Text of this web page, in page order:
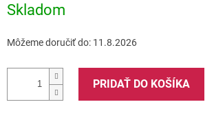
Skladom
Môžeme doručiť do: 11.8.2026
PRIDAŤ DO KOŠÍKA